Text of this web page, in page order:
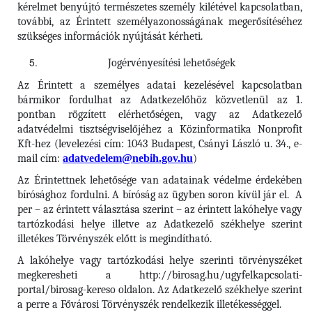
kérelmet benyújtó természetes személy kilétével kapcsolatban,
további, az Érintett személyazonosságának megerősítéséhez
szükséges információk nyújtását kérheti.
Jogérvényesítési lehetőségek
Az Érintett a személyes adatai kezelésével kapcsolatban
bármikor fordulhat az Adatkezelőhöz közvetlenül az 1.
pontban rögzített elérhetőségen, vagy az Adatkezelő
adatvédelmi tisztségviselőjéhez a Közinformatika Nonprofit
Kft-hez (levelezési cím: 1043 Budapest, Csányi László u. 34., e-
mail cím: adatvedelem@nebih.gov.hu)
Az Érintettnek lehetősége van adatainak védelme érdekében
bírósághoz fordulni. A bíróság az ügyben soron kívül jár el. A
per – az érintett választása szerint – az érintett lakóhelye vagy
tartózkodási helye illetve az Adatkezelő székhelye szerint
illetékes Törvényszék előtt is megindítható.
A lakóhelye vagy tartózkodási helye szerinti törvényszéket
megkeresheti a http://birosag.hu/ugyfelkapcsolati-
portal/birosag-kereso oldalon. Az Adatkezelő székhelye szerint
a perre a Fővárosi Törvényszék rendelkezik illetékességgel.